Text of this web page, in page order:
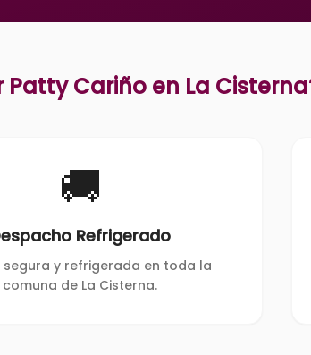
Patty Cariño en La Cisterna
🚚
Refrigerado
segura y refrigerada en toda la
comuna de La Cisterna.